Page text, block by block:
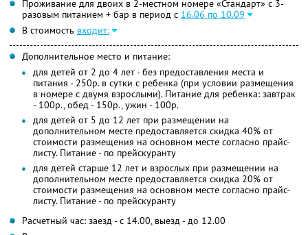
Проживание для двоих в 2-местном номере «Стандарт» с 3-
разовым питанием + бар в период с 16.06 по 10.09
В стоимость входит:
Дополнительное место и питание:
для детей от 2 до 4 лет - без предоставления места и
питания - 250р. в сутки с ребенка (при условии размещения
в номере с двумя взрослыми). Питание для ребенка: завтрак
- 100р., обед - 150р., ужин - 100р.
для детей от 5 до 12 лет при размещении на
дополнительном месте предоставляется скидка 40% от
стоимости размещения на основном месте согласно прайс-
листу. Питание - по прейскуранту
для детей старше 12 лет и взрослых при размещении на
дополнительном месте предоставляется скидка 20% от
стоимости размещения на основном месте согласно прайс-
листу. Питание - по прейскуранту
Расчетный час: заезд - с 14.00, выезд - до 12.00